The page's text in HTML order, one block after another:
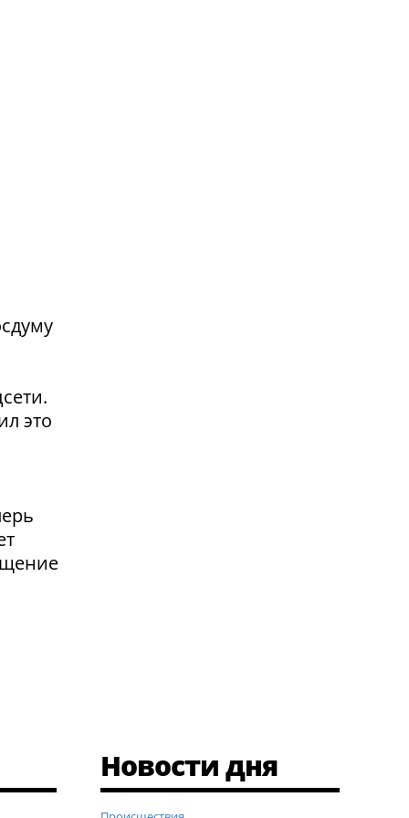
это
Новости дня